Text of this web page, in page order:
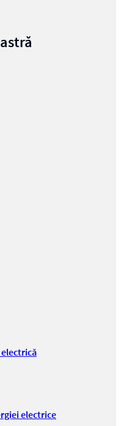
electrice